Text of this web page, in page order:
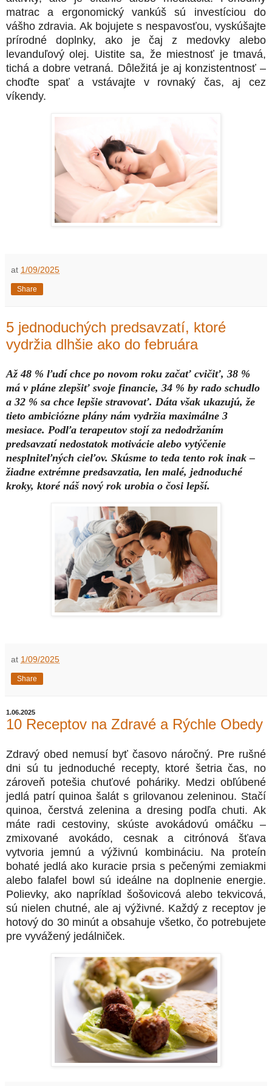
matrac a ergonomický vankúš sú investíciou do
vášho zdravia. Ak bojujete s nespavosťou, vyskúšajte
prírodné doplnky, ako je čaj z medovky alebo
levanduľový olej. Uistite sa, že miestnosť je tmavá,
tichá a dobre vetraná. Dôležitá je aj konzistentnosť –
choďte spať a vstávajte v rovnaký čas, aj cez
víkendy.
at 1/09/2025
Share
5 jednoduchých predsavzatí, ktoré
vydržia dlhšie ako do februára
Až 48 % ľudí chce po novom roku začať cvičiť, 38 %
má v pláne zlepšiť svoje financie, 34 % by rado schudlo
a 32 % sa chce lepšie stravovať. Dáta však ukazujú, že
tieto ambiciózne plány nám vydržia maximálne 3
mesiace. Podľa terapeutov stojí za nedodržaním
predsavzatí nedostatok motivácie alebo vytýčenie
nesplniteľných cieľov. Skúsme to teda tento rok inak –
žiadne extrémne predsavzatia, len malé, jednoduché
kroky, ktoré náš nový rok urobia o čosi lepší.
at 1/09/2025
Share
1.06.2025
10 Receptov na Zdravé a Rýchle Obedy
Zdravý obed nemusí byť časovo náročný. Pre rušné
dni sú tu jednoduché recepty, ktoré šetria čas, no
zároveň potešia chuťové poháriky. Medzi obľúbené
jedlá patrí quinoa šalát s grilovanou zeleninou. Stačí
quinoa, čerstvá zelenina a dresing podľa chuti. Ak
máte radi cestoviny, skúste avokádovú omáčku –
zmixované avokádo, cesnak a citrónová šťava
vytvoria jemnú a výživnú kombináciu. Na proteín
bohaté jedlá ako kuracie prsia s pečenými zemiakmi
alebo falafel bowl sú ideálne na doplnenie energie.
Polievky, ako napríklad šošovicová alebo tekvicová,
sú nielen chutné, ale aj výživné. Každý z receptov je
hotový do 30 minút a obsahuje všetko, čo potrebujete
pre vyvážený jedálniček.